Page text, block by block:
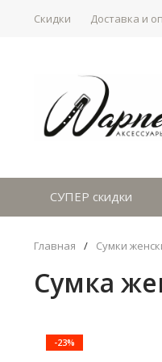
Скидки Доставка и
СУПЕР скидки
Главная / Сумки
Сумка
-23%